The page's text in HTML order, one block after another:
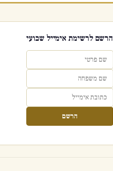
הרשם לרשימת אימייל שבועי
הרשם